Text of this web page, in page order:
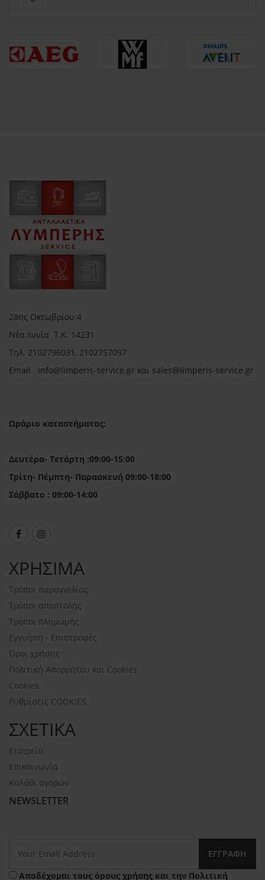
28ης Οκτωβρίου 4
Νέα Ιωνία Τ.Κ. 14231
Τηλ. 2102796031, 2102757097
Email info@limperis-service.gr και sales@limperis-service.gr
Ωράριο καταστήματος:
Δευτέρα- Τετάρτη :09:00-15:00
Τρίτη- Πέμπτη- Παρασκευή 09:00-18:00
Σάββατο : 09:00-14:00
ΧΡΗΣΙΜΑ
Τρόποι παραγγελίας
Τρόποι αποστολής
Τρόποι πληρωμής
Εγγυήση - Επιστροφές
Όροι χρήσης
Πολιτική Απορρήτου και Cookies
Cookies
Ρυθμίσεις COOKIES
ΣΧΕΤΙΚΑ
Εταιρεία
Επικοινωνία
Καλάθι αγορών
NEWSLETTER
ΕΓΓΡΑΦΉ
Αποδέχομαι τους όρους χρήσης και την Πολιτική